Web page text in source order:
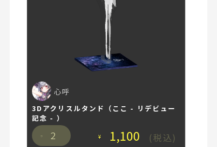
心呼
3Dアクリスルタンド（ここ - リデビュー
記念 - ）
2 ¥ 1,100 (税込)